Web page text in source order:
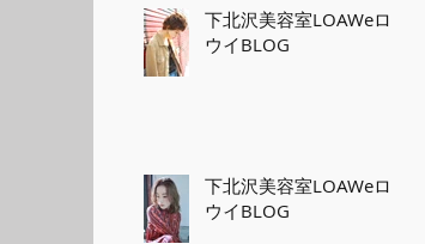
下北沢美容室LOAWeロ
ウイBLOG
下北沢美容室LOAWeロ
ウイBLOG